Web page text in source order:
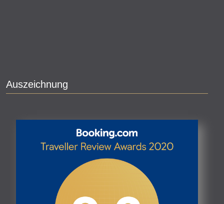
Auszeichnung